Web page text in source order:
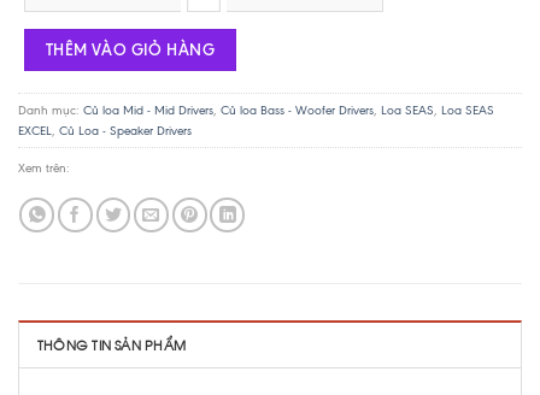
THÊM VÀO GIỎ HÀNG
Danh mục: Củ loa Mid - Mid Drivers, Củ loa Bass - Woofer Drivers, Loa SEAS, Loa SEAS
EXCEL, Củ Loa - Speaker Drivers
Xem trên:
THÔNG TIN SẢN PHẨM